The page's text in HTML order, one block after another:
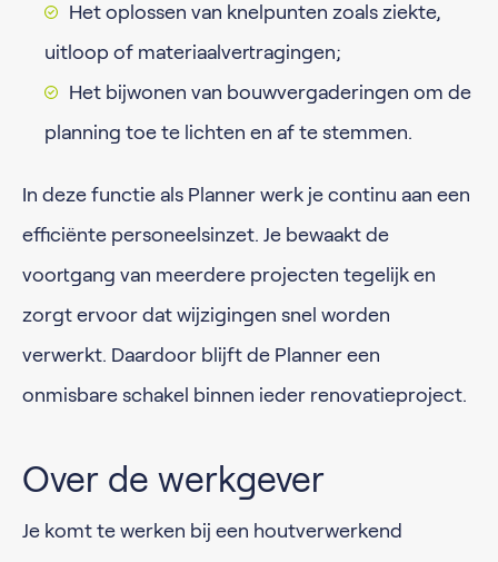
Het oplossen van knelpunten zoals ziekte,
uitloop of materiaalvertragingen;
Het bijwonen van bouwvergaderingen om de
planning toe te lichten en af te stemmen.
In deze functie als Planner werk je continu aan een
efficiënte personeelsinzet. Je bewaakt de
voortgang van meerdere projecten tegelijk en
zorgt ervoor dat wijzigingen snel worden
verwerkt. Daardoor blijft de Planner een
onmisbare schakel binnen ieder renovatieproject.
Over de werkgever
Je komt te werken bij een houtverwerkend